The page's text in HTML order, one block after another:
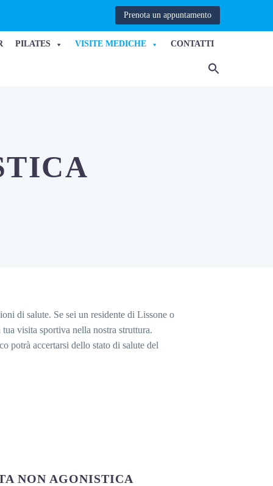
Prenota un appuntamento
PILATES VISITE MEDICHE CONTATTI
di salute. Se sei un residente di Lissone o
visita sportiva nella nostra struttura.
potrà accertarsi dello stato di salute del
NON AGONISTICA